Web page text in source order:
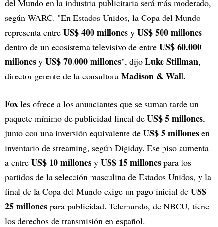
del Mundo en la industria publicitaria será más moderado,
según WARC. "En Estados Unidos, la Copa del Mundo
representa entre US$ 400 millones y US$ 500 millones
dentro de un ecosistema televisivo de entre US$ 60.000
millones y US$ 70.000 millones", dijo Luke Stillman,
director gerente de la consultora Madison & Wall.
Fox les ofrece a los anunciantes que se suman tarde un
paquete mínimo de publicidad lineal de US$ 5 millones,
junto con una inversión equivalente de US$ 5 millones en
inventario de streaming, según Digiday. Ese piso aumenta
a entre US$ 10 millones y US$ 15 millones para los
partidos de la selección masculina de Estados Unidos, y la
final de la Copa del Mundo exige un pago inicial de US$
25 millones para publicidad. Telemundo, de NBCU, tiene
los derechos de transmisión en español.